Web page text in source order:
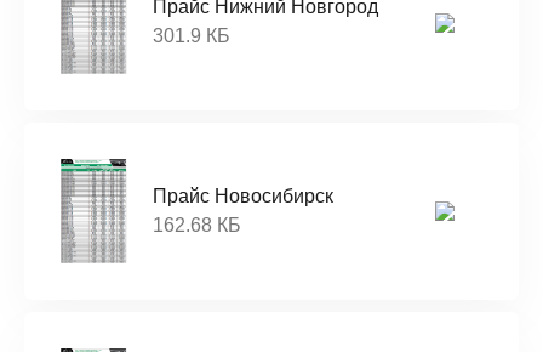
Прайс Нижний Новгород
301.9 КБ
Прайс Новосибирск
162.68 КБ